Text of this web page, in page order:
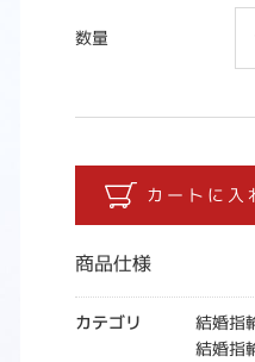
数量
商品仕様
カテゴリ
結婚指
結婚指